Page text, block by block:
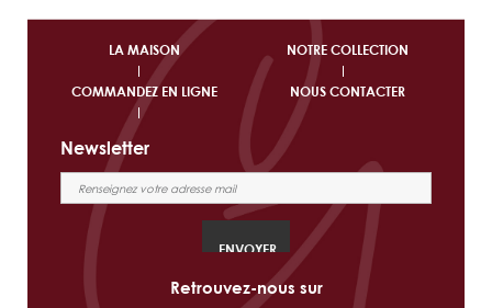
LA MAISON NOTRE COLLECTION
COMMANDEZ EN LIGNE NOUS CONTACTER
Newsletter
Retrouvez-nous sur